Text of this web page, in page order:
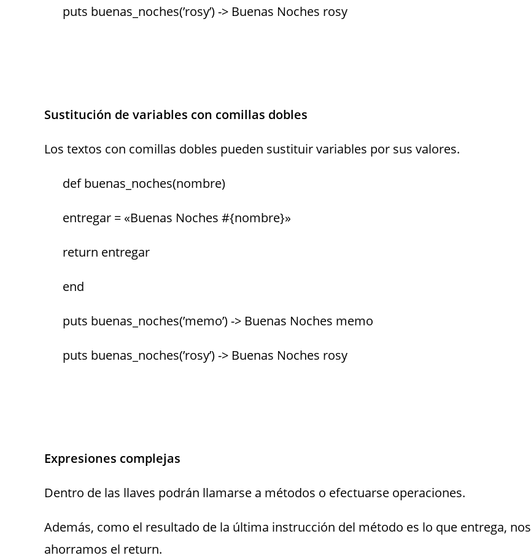
puts buenas_noches(’rosy’) -> Buenas Noches rosy
Sustitución de variables con comillas dobles
Los textos con comillas dobles pueden sustituir variables por sus valores.
def buenas_noches(nombre)
entregar = «Buenas Noches #{nombre}»
return entregar
end
puts buenas_noches(’memo’) -> Buenas Noches memo
puts buenas_noches(’rosy’) -> Buenas Noches rosy
Expresiones complejas
Dentro de las llaves podrán llamarse a métodos o efectuarse operaciones.
Además, como el resultado de la última instrucción del método es lo que entrega, nos
ahorramos el return.